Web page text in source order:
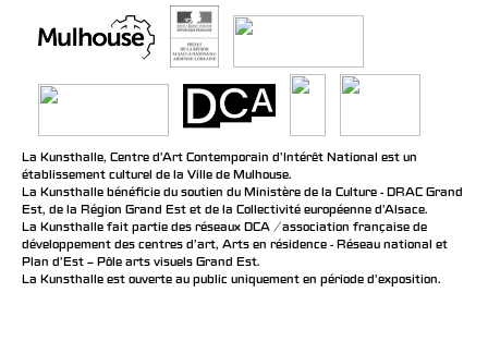
La Kunsthalle, Centre d’Art Contemporain d’Intérêt National est un
établissement culturel de la Ville de Mulhouse.
La Kunsthalle bénéficie du soutien du Ministère de la Culture - DRAC Grand
Est, de la Région Grand Est et de la Collectivité européenne d’Alsace.
La Kunsthalle fait partie des réseaux DCA / association française de
développement des centres d'art, Arts en résidence - Réseau national et
Plan d’Est – Pôle arts visuels Grand Est.
La Kunsthalle est ouverte au public uniquement en période d'exposition.